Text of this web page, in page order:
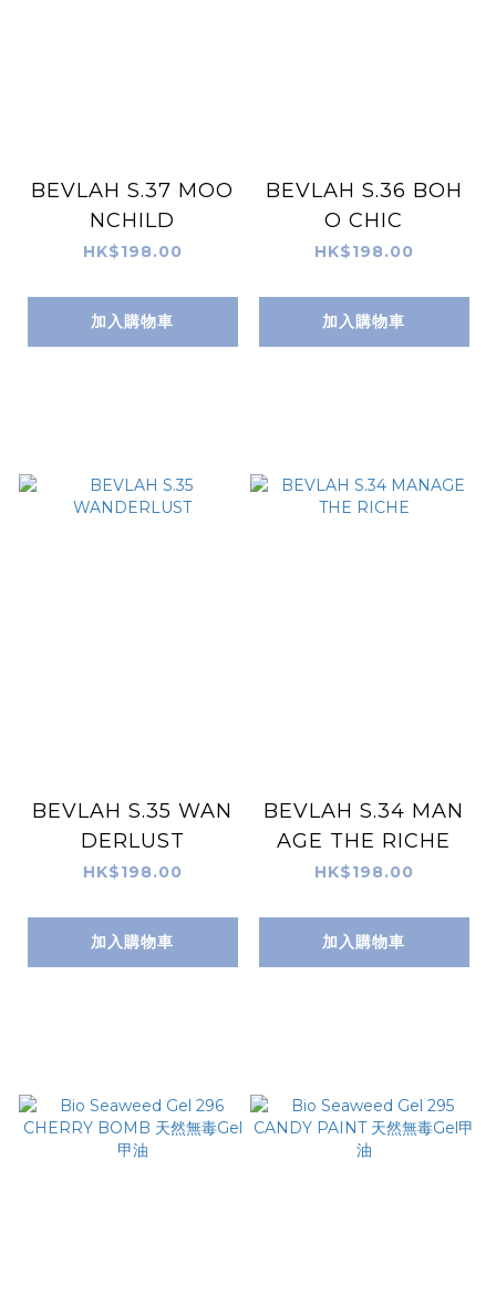
BEVLAH S.37 MOO
NCHILD
HK$198.00
加入購物車
BEVLAH S.36 BOH
O CHIC
HK$198.00
加入購物車
BEVLAH S.35 WAN
DERLUST
HK$198.00
加入購物車
BEVLAH S.34 MAN
AGE THE RICHE
HK$198.00
加入購物車